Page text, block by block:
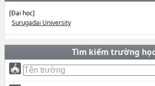
[Đại học]
Surugadai University
Tìm kiếm trường